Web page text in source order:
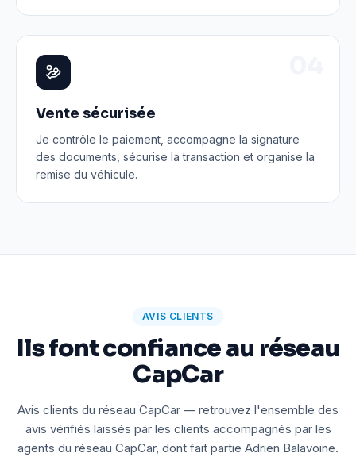
Vente sécurisée
Je contrôle le paiement, accompagne la signature
des documents, sécurise la transaction et organise la
remise du véhicule.
AVIS CLIENTS
Ils font confiance au réseau
CapCar
Avis clients du réseau CapCar — retrouvez l'ensemble des
avis vérifiés laissés par les clients accompagnés par les
agents du réseau CapCar, dont fait partie Adrien Balavoine.